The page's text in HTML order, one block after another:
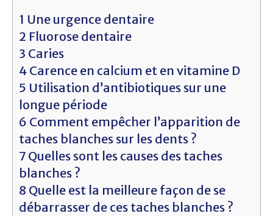
1 Une urgence dentaire
2 Fluorose dentaire
3 Caries
4 Carence en calcium et en vitamine D
5 Utilisation d’antibiotiques sur une
longue période
6 Comment empêcher l’apparition de
taches blanches sur les dents ?
7 Quelles sont les causes des taches
blanches ?
8 Quelle est la meilleure façon de se
débarrasser de ces taches blanches ?